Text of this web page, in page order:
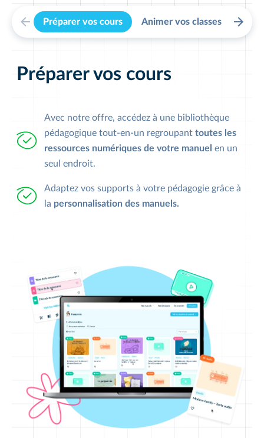
Préparer vos cours Animer vos classes
Préparer vos cours
Avec notre offre, accédez à une bibliothèque
pédagogique tout-en-un regroupant toutes les
ressources numériques de votre manuel en un
seul endroit.
Adaptez vos supports à votre pédagogie grâce à
la personnalisation des manuels.